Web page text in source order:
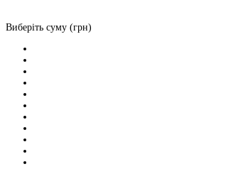
Виберіть суму (грн)